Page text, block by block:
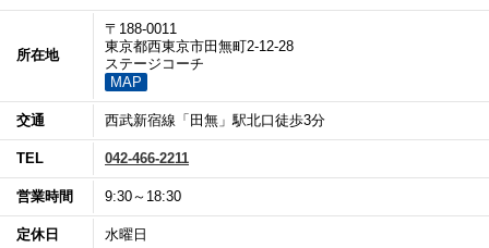
所在地
〒188-0011
東京都西東京市田無町2-12-28
ステージコーチ
MAP
交通 西武新宿線「田無」駅北口徒歩3分
TEL 042-466-2211
営業時間 9:30～18:30
定休日 水曜日